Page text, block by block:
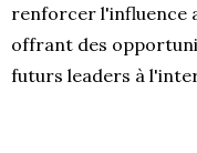
renforcer l'influence
offrant des
futurs leaders à